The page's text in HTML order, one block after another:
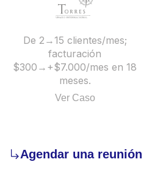
De 2→15 clientes/mes;
facturación
$300→+$7.000/mes en 18
meses.
Ver Caso
Agendar una reunión